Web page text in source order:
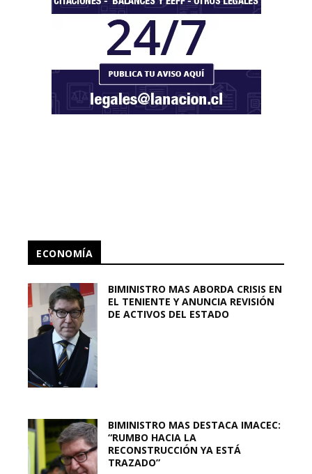
ECONOMÍA
BIMINISTRO MAS ABORDA CRISIS EN
EL TENIENTE Y ANUNCIA REVISIÓN
DE ACTIVOS DEL ESTADO
BIMINISTRO MAS DESTACA IMACEC:
“RUMBO HACIA LA
RECONSTRUCCIÓN YA ESTÁ
TRAZADO”